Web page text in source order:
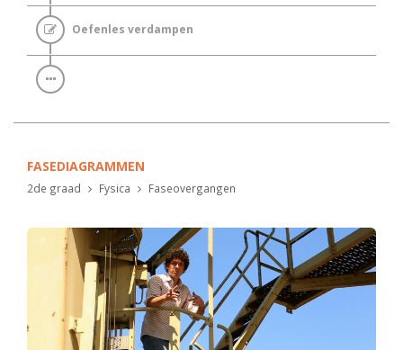
Oefenles verdampen
FASEDIAGRAMMEN
2de graad Fysica Faseovergangen